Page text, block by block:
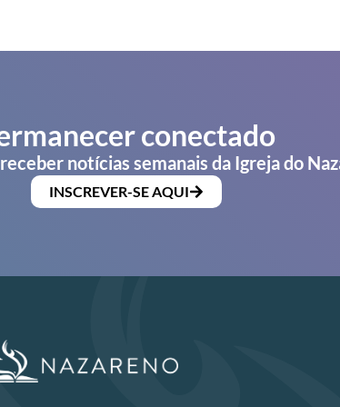
conectado
notícias semanais da Igreja do
INSCREVER-SE AQUI